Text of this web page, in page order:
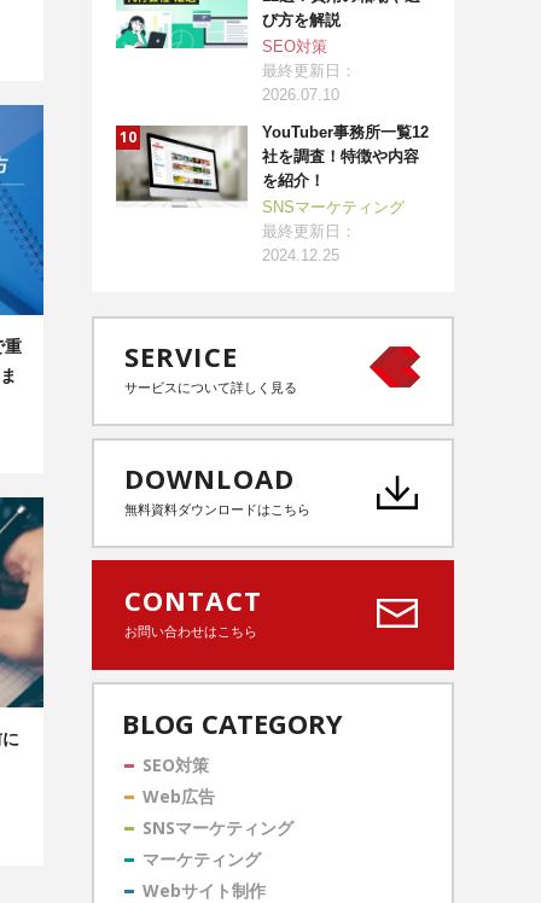
重
び方を解説
SEO対策
最終更新日：
2026.07.10
YouTuber事務所一覧12
社を調査！特徴や内容
を紹介！
SNSマーケティング
最終更新日：
2024.12.25
SERVICE
サービスについて詳しく見る
DOWNLOAD
無料資料ダウンロードはこちら
CONTACT
お問い合わせはこちら
BLOG CATEGORY
SEO対策
Web広告
SNSマーケティング
マーケティング
Webサイト制作